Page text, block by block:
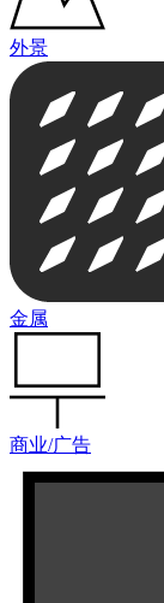
外景
金属
商业/广告